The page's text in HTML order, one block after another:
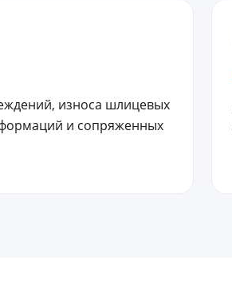
износа шлицевых
и сопряженных